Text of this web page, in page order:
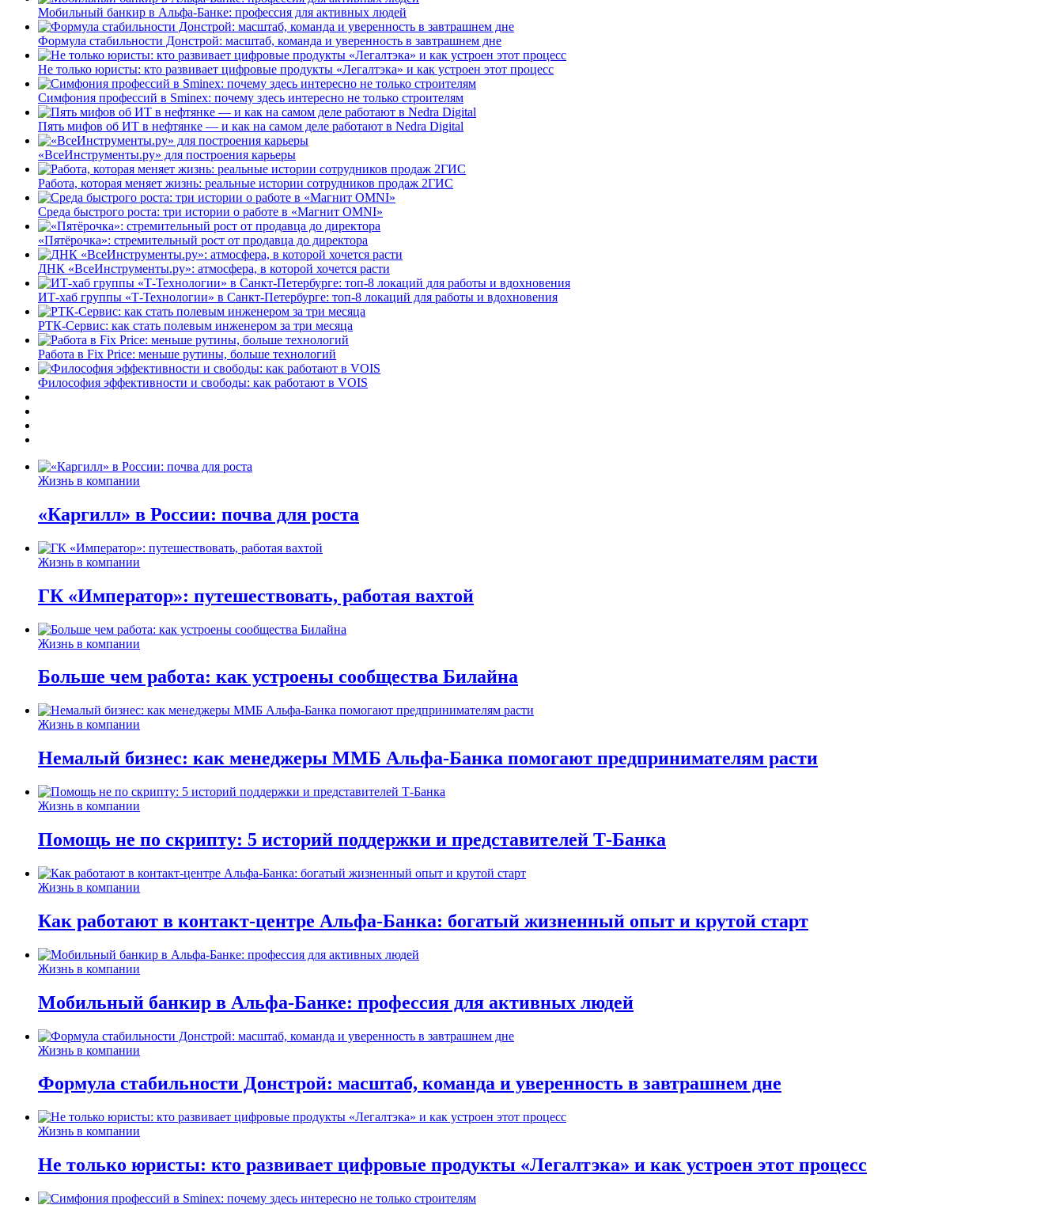
Мобильный банкир в Альфа-Банке: профессия для активных людей
Формула стабильности Донстрой: масштаб, команда и уверенность в завтрашнем дне
Не только юристы: кто развивает цифровые продукты «Легалтэка» и как устроен этот процесс
Симфония профессий в Sminex: почему здесь интересно не только строителям
Пять мифов об ИТ в нефтянке — и как на самом деле работают в Nedra Digital
«ВсеИнструменты.ру» для построения карьеры
Работа, которая меняет жизнь: реальные истории сотрудников продаж 2ГИС
Среда быстрого роста: три истории о работе в «Магнит OMNI»
«Пятёрочка»: стремительный рост от продавца до директора
ДНК «ВсеИнструменты.ру»: атмосфера, в которой хочется расти
ИТ-хаб группы «Т-Технологии» в Санкт-Петербурге: топ-8 локаций для работы и вдохновения
РТК-Сервис: как стать полевым инженером за три месяца
Работа в Fix Price: меньше рутины, больше технологий
Философия эффективности и свободы: как работают в VOIS
Жизнь в компании
«Каргилл» в России: почва для роста
Жизнь в компании
ГК «Император»: путешествовать, работая вахтой
Жизнь в компании
Больше чем работа: как устроены сообщества Билайна
Жизнь в компании
Немалый бизнес: как менеджеры ММБ Альфа-Банка помогают предпринимателям расти
Жизнь в компании
Помощь не по скрипту: 5 историй поддержки и представителей Т-Банка
Жизнь в компании
Как работают в контакт-центре Альфа-Банка: богатый жизненный опыт и крутой старт
Жизнь в компании
Мобильный банкир в Альфа-Банке: профессия для активных людей
Жизнь в компании
Формула стабильности Донстрой: масштаб, команда и уверенность в завтрашнем дне
Жизнь в компании
Не только юристы: кто развивает цифровые продукты «Легалтэка» и как устроен этот процесс